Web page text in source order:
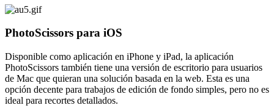
PhotoScissors para iOS
Disponible como aplicación en iPhone y iPad, la aplicación
PhotoScissors también tiene una versión de escritorio para usuarios
de Mac que quieran una solución basada en la web. Esta es una
opción decente para trabajos de edición de fondo simples, pero no es
ideal para recortes detallados.